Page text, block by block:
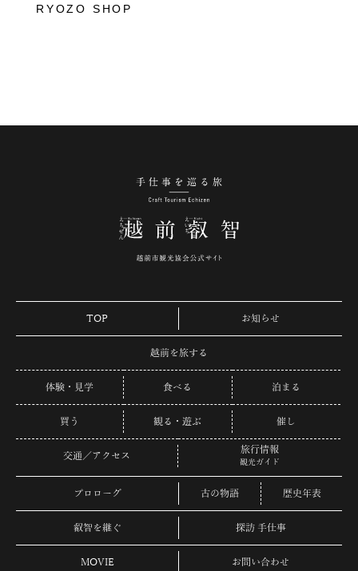
RYOZO SHOP
TOP お知らせ
越前を旅する
体験・見学 食べる 泊まる
買う 観る・遊ぶ 催し
交通／アクセス
旅行情報
観光ガイド
プロローグ 古の物語 歴史年表
叡智を継ぐ 探訪 手仕事
MOVIE お問い合わせ